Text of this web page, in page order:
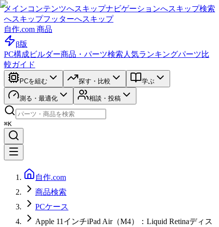
メインコンテンツへスキップナビゲーションへスキップ検索
へスキップフッターへスキップ
自作.com 商品
β版
PC構成ビルダー商品・パーツ検索 人気ランキングパーツ比
較ガイド
PCを組む 探す・比較 学ぶ
測る・最適化 相談・投稿
⌘K
自作.com
商品検索
PCケース
Apple 11インチiPad Air（M4）：Liquid Retinaディス